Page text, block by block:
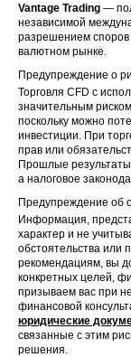
Vantage Trading —
независимой
разрешением споров
валютном рынке.
Предупреждение о
Торговля CFD с
значительным
поскольку можно
инвестиции. При
прав или
Прошлые
а налоговое
Предупреждение об
Информация,
характер и не
обстоятельства или
рекомендациям, вы
конкретных целей,
призываем вас при
финансовой
юридические
связанные с этим
решения.